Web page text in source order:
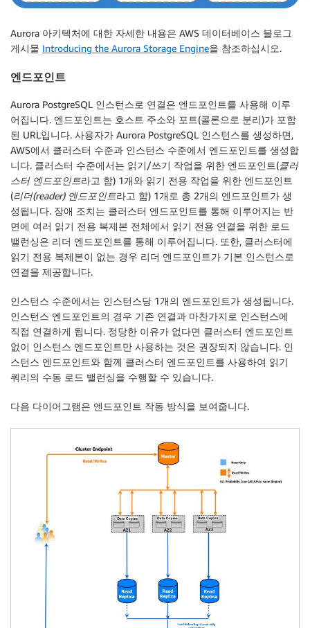
Aurora 아키텍처에 대한 자세한 내용은 AWS 데이터베이스 블로그
게시물 Introducing the Aurora Storage Engine을 참조하십시오.
엔드포인트
Aurora PostgreSQL 인스턴스로 연결은 엔드포인트를 사용해 이루
어집니다. 엔드포인트는 호스트 주소와 포트(콜론으로 분리)가 포함
된 URL입니다. 사용자가 Aurora PostgreSQL 인스턴스를 생성하면,
AWS에서 클러스터 수준과 인스턴스 수준에서 엔드포인트를 생성합
니다. 클러스터 수준에서는 읽기/쓰기 작업을 위한 엔드포인트(클러
스터 엔드포인트라고 함) 1개와 읽기 전용 작업을 위한 엔드포인트
(리더(reader) 엔드포인트라고 함) 1개로 총 2개의 엔드포인트가 생
성됩니다. 장애 조치는 클러스터 엔드포인트를 통해 이루어지는 반
면에 여러 읽기 전용 복제본 전체에서 읽기 전용 연결을 위한 로드
밸런싱은 리더 엔드포인트를 통해 이루어집니다. 또한, 클러스터에
읽기 전용 복제본이 없는 경우 리더 엔드포인트가 기본 인스턴스로
연결을 제공합니다.
인스턴스 수준에서는 인스턴스당 1개의 엔드포인트가 생성됩니다.
인스턴스 엔드포인트의 경우 기존 연결과 마찬가지로 인스턴스에
직접 연결하게 됩니다. 정당한 이유가 없다면 클러스터 엔드포인트
없이 인스턴스 엔드포인트만 사용하는 것은 권장되지 않습니다. 인
스턴스 엔드포인트와 함께 클러스터 엔드포인트를 사용하여 읽기
쿼리의 수동 로드 밸런싱을 수행할 수 있습니다.
다음 다이어그램은 엔드포인트 작동 방식을 보여줍니다.